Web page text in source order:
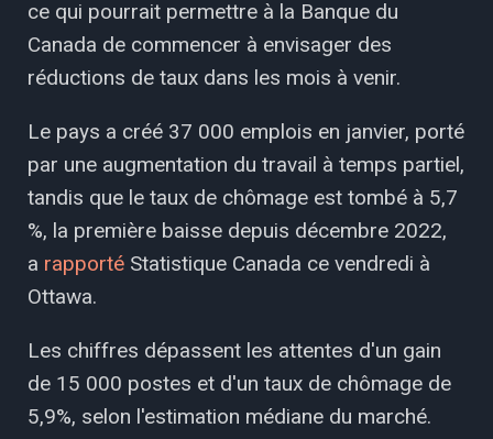
ce qui pourrait permettre à la Banque du
Canada de commencer à envisager des
réductions de taux dans les mois à venir.
Le pays a créé 37 000 emplois en janvier, porté
par une augmentation du travail à temps partiel,
tandis que le taux de chômage est tombé à 5,7
%, la première baisse depuis décembre 2022,
a rapporté Statistique Canada ce vendredi à
Ottawa.
Les chiffres dépassent les attentes d'un gain
de 15 000 postes et d'un taux de chômage de
5,9%, selon l'estimation médiane du marché.